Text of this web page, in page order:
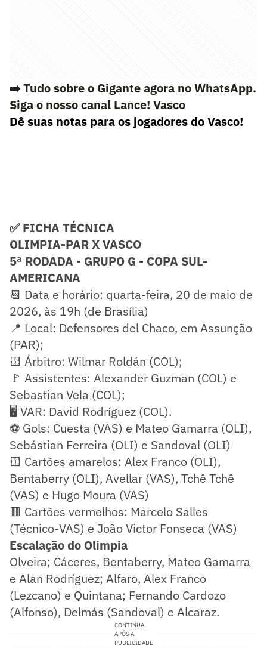
➡️ Tudo sobre o Gigante agora no WhatsApp.
Siga o nosso canal Lance! Vasco
Dê suas notas para os jogadores do Vasco!
✅ FICHA TÉCNICA
OLIMPIA-PAR X VASCO
5ª RODADA - GRUPO G - COPA SUL-
AMERICANA
📆 Data e horário: quarta-feira, 20 de maio de
2026, às 19h (de Brasília)
📍 Local: Defensores del Chaco, em Assunção
(PAR);
🟨 Árbitro: Wilmar Roldán (COL);
🚩 Assistentes: Alexander Guzman (COL) e
Sebastian Vela (COL);
🖥️ VAR: David Rodríguez (COL).
⚽ Gols: Cuesta (VAS) e Mateo Gamarra (OLI),
Sebástian Ferreira (OLI) e Sandoval (OLI)
🟨 Cartões amarelos: Alex Franco (OLI),
Bentaberry (OLI), Avellar (VAS), Tchê Tchê
(VAS) e Hugo Moura (VAS)
🟥 Cartões vermelhos: Marcelo Salles
(Técnico-VAS) e João Victor Fonseca (VAS)
Escalação do Olimpia
Olveira; Cáceres, Bentaberry, Mateo Gamarra
e Alan Rodríguez; Alfaro, Alex Franco
(Lezcano) e Quintana; Fernando Cardozo
(Alfonso), Delmás (Sandoval) e Alcaraz.
CONTINUA
APÓS A
PUBLICIDADE